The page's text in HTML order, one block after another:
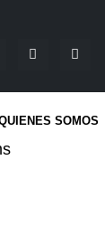
SOMOS